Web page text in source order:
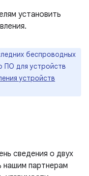
установить
беспроводных
ПО для устройств
устройств
сведения о двух
нашим партнерам